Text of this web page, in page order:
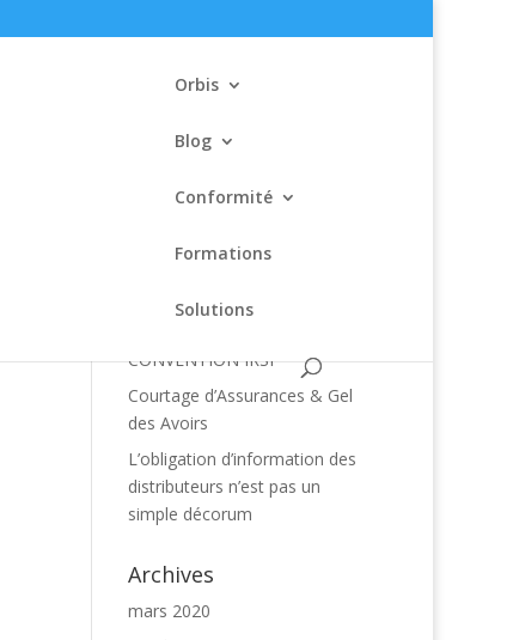
Orbis
Blog
Conformité
Formations
Solutions
Articles récents
CONVENTION IRSI
Courtage d’Assurances & Gel
des Avoirs
L’obligation d’information des
distributeurs n’est pas un
simple décorum
Archives
mars 2020